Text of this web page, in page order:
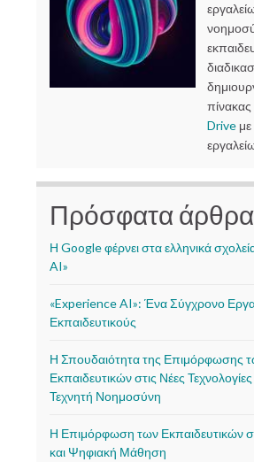
Drive
Πρόσφατα άρθρα
Η Google φέρνει στα ελληνικά
AI»
«Experience AI»: Ένα Σύγχρονο
Εκπαιδευτικούς
Η Σπουδαιότητα της Επιμόρφωσης
Εκπαιδευτικών στις Νέες
Τεχνητή Νοημοσύνη
Η Επιμόρφωση των Εκπαιδευτικών
και Ψηφιακή Μάθηση